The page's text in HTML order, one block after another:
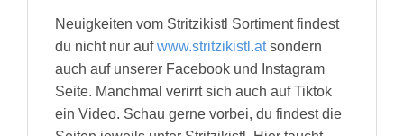
Neuigkeiten vom Stritzikistl Sortiment findest
du nicht nur aufwww.stritzikistl.atsondern
auch auf unserer Facebook und Instagram
Seite. Manchmal verirrt sich auch auf Tiktok
ein Video. Schau gerne vorbei, du findest die